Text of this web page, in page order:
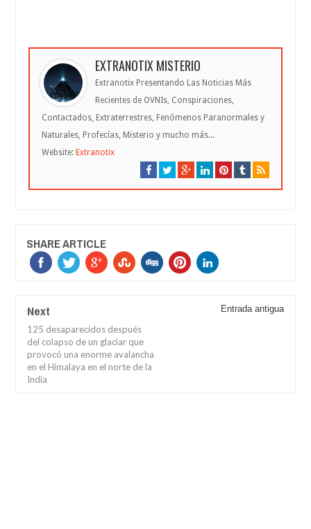
EXTRANOTIX MISTERIO
Extranotix Presentando Las Noticias Más
Recientes de OVNIs, Conspiraciones,
Contactados, Extraterrestres, Fenómenos Paranormales y
Naturales, Profecías, Misterio y mucho más...
Website: Extranotix
SHARE ARTICLE
Next
125 desaparecidos después
del colapso de un glaciar que
provocó una enorme avalancha
en el Himalaya en el norte de la
India
Entrada antigua